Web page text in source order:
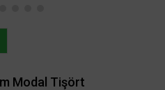
Modal Tişört